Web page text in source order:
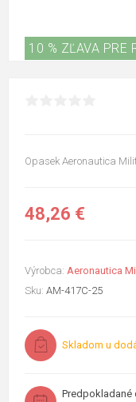
10 % ZĽAVA PRE
Opasek Aeronautica
48,26 €
Výrobca: Aeronautica
Sku: AM-417C-25
Skladom u
Predpokladané